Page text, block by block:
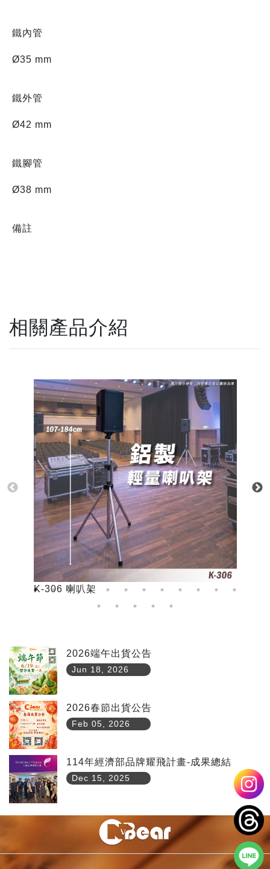
鐵內管
Ø35 mm
鐵外管
Ø42 mm
鐵腳管
Ø38 mm
備註
相關產品介紹
K-306 喇叭架
2026端午出貨公告
Jun 18, 2026
2026春節出貨公告
Feb 05, 2026
114年經濟部品牌耀飛計畫-成果總結
Dec 15, 2025